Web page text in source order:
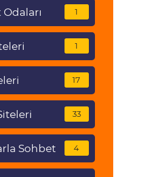
1
1
17
33
Sohbet 4